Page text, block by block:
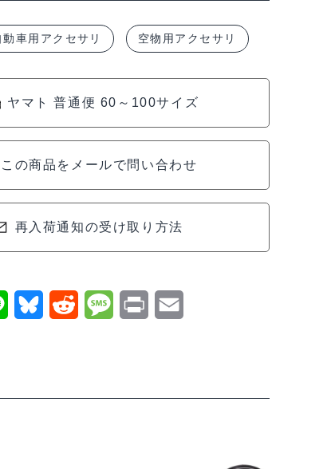
動車用アクセサリ 空物用アクセサリ
ヤマト 普通便 60～100サイズ
この商品をメールで問い合わせ
再入荷通知の受け取り方法
B R M